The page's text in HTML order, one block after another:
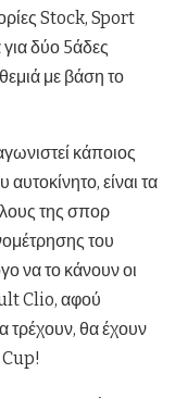
Stock, Sport
δύο 5άδες
με βάση το
κάποιος
είναι τα
της σπορ
του
να το κάνουν οι
Clio, αφού
τρέχουν, θα έχουν
Cup!